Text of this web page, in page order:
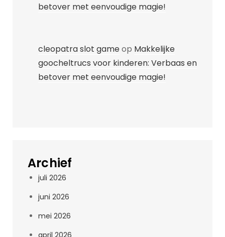
betover met eenvoudige magie!
cleopatra slot gameop Makkelijke
goocheltrucs voor kinderen: Verbaas en
betover met eenvoudige magie!
Archief
juli 2026
juni 2026
mei 2026
april 2026